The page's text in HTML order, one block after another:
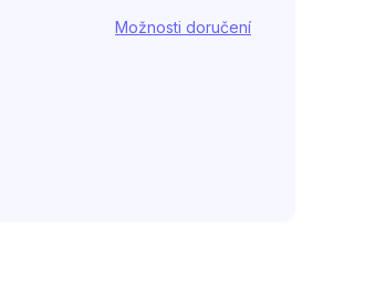
Možnosti doručení